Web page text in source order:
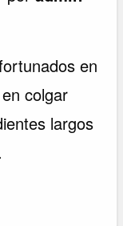
en
colgar
largos